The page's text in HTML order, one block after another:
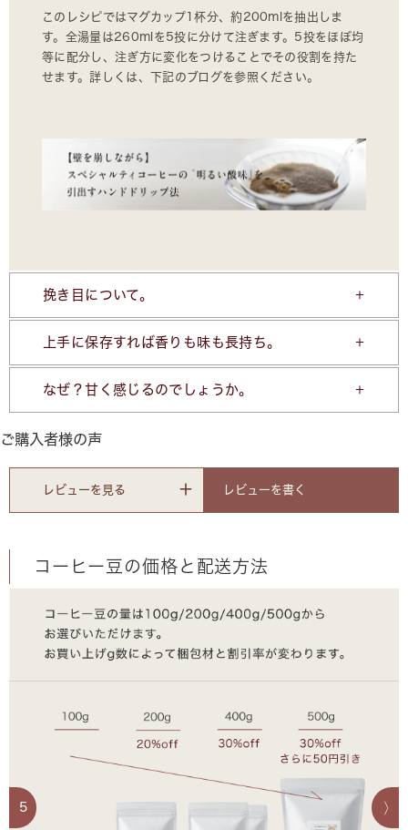
このレシピではマグカップ1杯分、約200mlを抽出しま
す。全湯量は260mlを5投に分けて注ぎます。5投をほぼ均
等に配分し、注ぎ方に変化をつけることでその役割を持た
せます。詳しくは、下記のブログを参照ください。
挽き目について。
上手に保存すれば香りも味も長持ち。
なぜ？甘く感じるのでしょうか。
ご購入者様の声
レビューを見る レビューを書く
コーヒー豆の価格と配送方法
5